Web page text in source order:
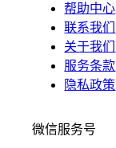
帮助中心
联系我们
关于我们
服务条款
隐私政策
微信服务号